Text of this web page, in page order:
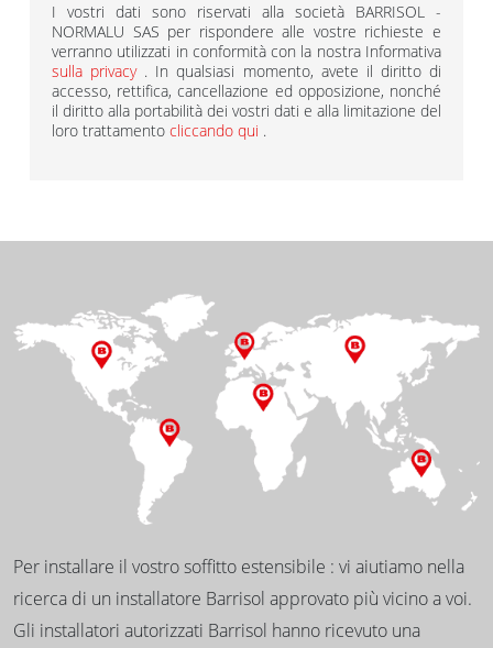
I vostri dati sono riservati alla società BARRISOL -
NORMALU SAS per rispondere alle vostre richieste e
verranno utilizzati in conformità con la nostra Informativa
sulla privacy . In qualsiasi momento, avete il diritto di
accesso, rettifica, cancellazione ed opposizione, nonché
il diritto alla portabilità dei vostri dati e alla limitazione del
loro trattamento cliccando qui .
Per installare il vostro soffitto estensibile : vi aiutiamo nella
ricerca di un installatore Barrisol approvato più vicino a voi.
Gli installatori autorizzati Barrisol hanno ricevuto una